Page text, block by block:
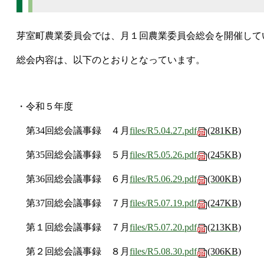
芽室町農業委員会では、月１回農業委員会総会を開催して
総会内容は、以下のとおりとなっています。
・令和５年度
第34回総会議事録 ４月 files/R5.04.27.pdf (281KB)
第35回総会議事録 ５月 files/R5.05.26.pdf (245KB)
第36回総会議事録 ６月 files/R5.06.29.pdf (300KB)
第37回総会議事録 ７月 files/R5.07.19.pdf (247KB)
第１回総会議事録 ７月 files/R5.07.20.pdf (213KB)
第２回総会議事録 ８月 files/R5.08.30.pdf (306KB)